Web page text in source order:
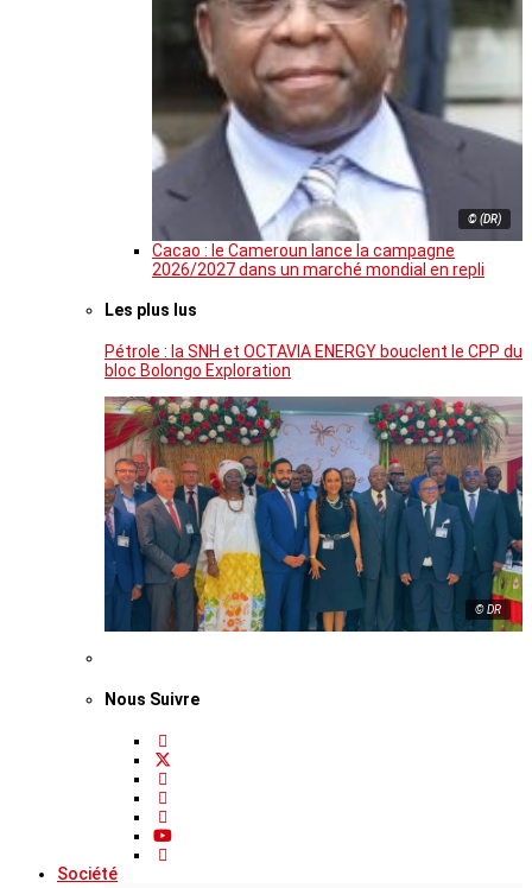
© (DR)
Cacao : le Cameroun lance la campagne
2026/2027 dans un marché mondial en repli
Les plus lus
Pétrole : la SNH et OCTAVIA ENERGY bouclent le CPP du
bloc Bolongo Exploration
© DR
Nous Suivre
Société